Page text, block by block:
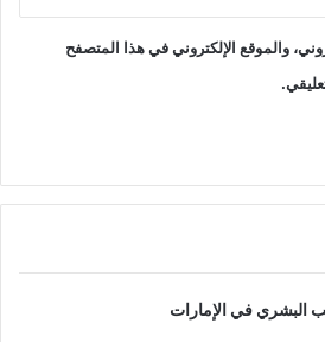
والموقع الإلكتروني في هذا المتصفح